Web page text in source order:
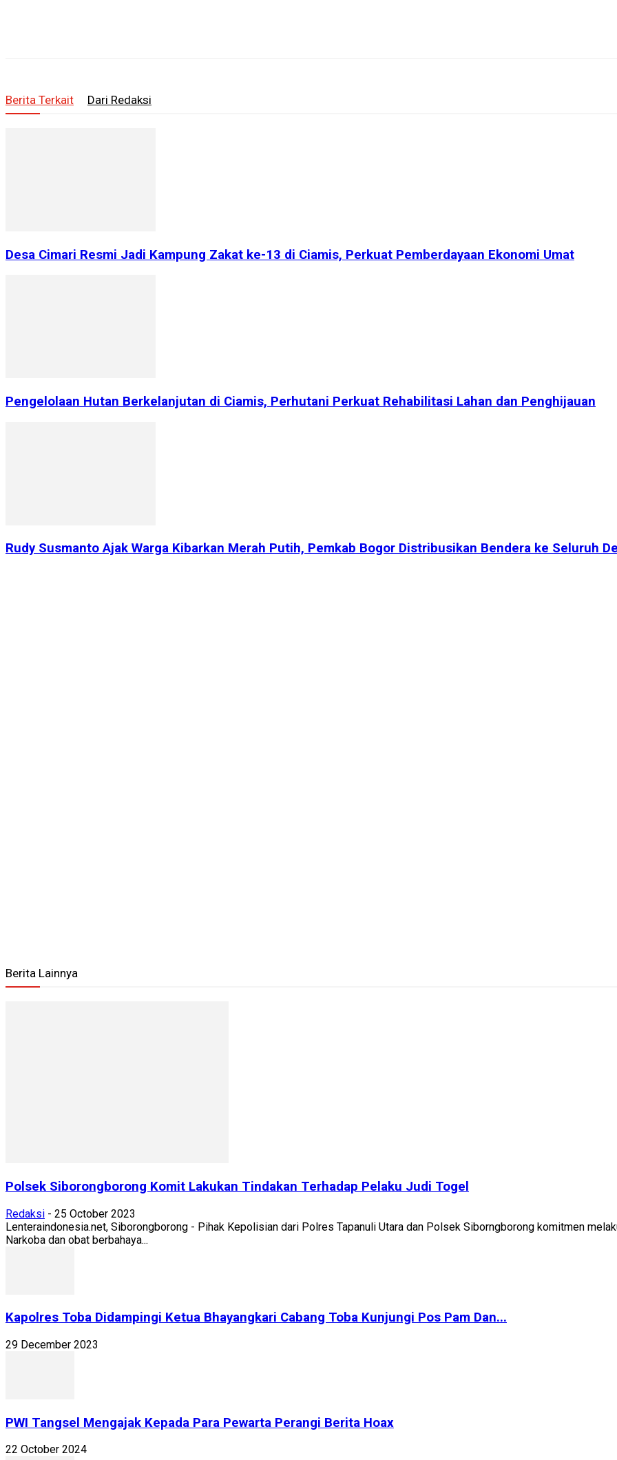
Berita Terkait Dari Redaksi
Desa Cimari Resmi Jadi Kampung Zakat ke-13 di Ciamis, Perkuat Pemberdayaan Ekonomi Umat
Pengelolaan Hutan Berkelanjutan di Ciamis, Perhutani Perkuat Rehabilitasi Lahan dan Penghijauan
Rudy Susmanto Ajak Warga Kibarkan Merah Putih, Pemkab Bogor Distribusikan Bendera ke Seluruh
Berita Lainnya
Polsek Siborongborong Komit Lakukan Tindakan Terhadap Pelaku Judi Togel
Redaksi - 25 October 2023
Lenteraindonesia.net, Siborongborong - Pihak Kepolisian dari Polres Tapanuli Utara dan Polsek Siborngborong komitmen
Narkoba dan obat berbahaya...
Kapolres Toba Didampingi Ketua Bhayangkari Cabang Toba Kunjungi Pos Pam Dan...
29 December 2023
PWI Tangsel Mengajak Kepada Para Pewarta Perangi Berita Hoax
22 October 2024